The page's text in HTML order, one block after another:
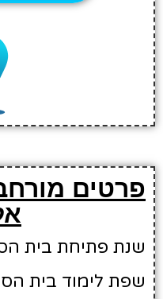
פרטים
שנת פתיחת בית הספר:
שפת לימוד בית